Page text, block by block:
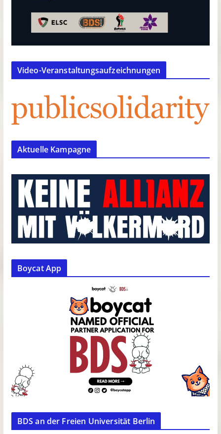
Video-Veranstaltungsaufzeichnungen
Aktuelle Kampagne
Boycat App
BDS an der Freien Universität Berlin